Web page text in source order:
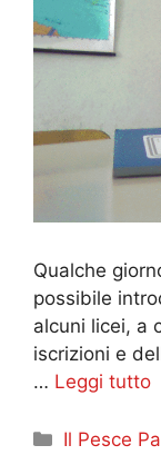
Qualche
possibile
alcuni licei, a
iscrizioni e
… Leggi tutto
Categorie
Il Pesce